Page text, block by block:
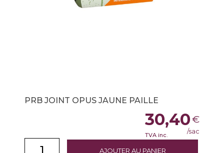
PRB JOINT OPUS JAUNE PAILLE
AJOUTER AU PANIER
30,40€
TVA inc. /sac